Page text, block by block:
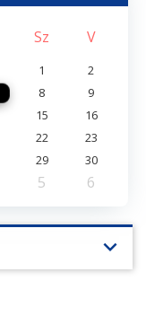
Sz
V
1
2
8
9
15
16
22
23
29
30
5 6
expand_more